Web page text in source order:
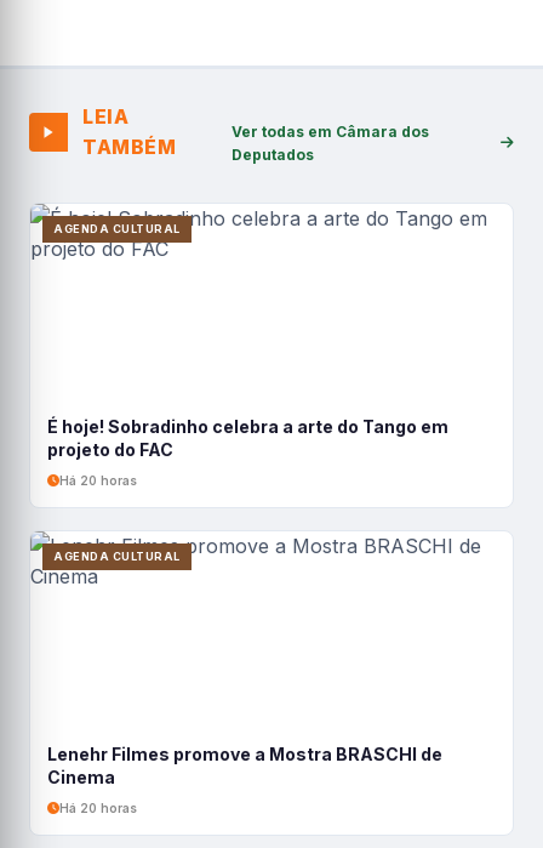
LEIA
TAMBÉM
Ver todas em Câmara dos
Deputados
AGENDA CULTURAL
É hoje! Sobradinho celebra a arte do Tango em
projeto do FAC
Há 20 horas
AGENDA CULTURAL
Lenehr Filmes promove a Mostra BRASCHI de
Cinema
Há 20 horas